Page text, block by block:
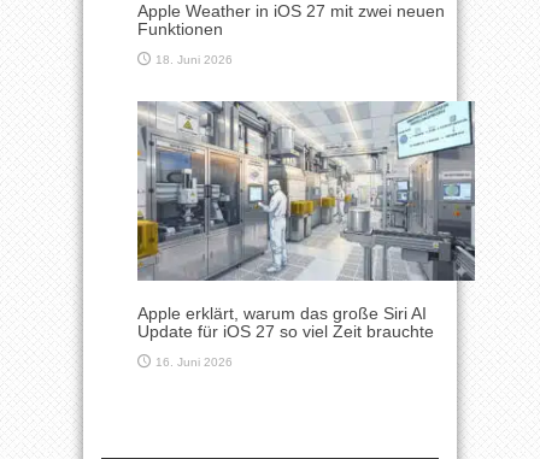
Apple Weather in iOS 27 mit zwei neuen
Funktionen
18. Juni 2026
Apple erklärt, warum das große Siri AI
Update für iOS 27 so viel Zeit brauchte
16. Juni 2026